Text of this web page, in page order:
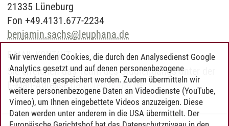
21335 Lüneburg
Fon +49.4131.677-2234
benjamin.sachs@leuphana.de
E-MAIL-KONTAKT
Sie erreichen das Team des Studiengangs unter der
E-Mail-Adressenali@ leuphana.de.
Wir verwenden Cookies, die durch den Analysedienst Google
Analytics gesetzt und auf denen personenbezogene
Nutzerdaten gespeichert werden. Zudem übermitteln wir
weitere personenbezogene Daten an Videodienste (YouTube,
Vimeo), um Ihnen eingebettete Videos anzuzeigen. Diese
Daten werden unter anderem in die USA übermittelt. Der